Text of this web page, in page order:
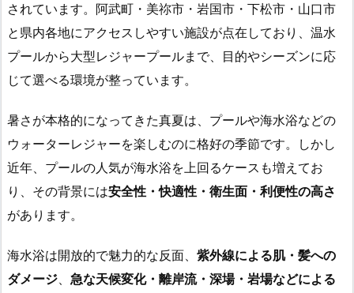
されています。阿武町・美祢市・岩国市・下松市・山口市
と県内各地にアクセスしやすい施設が点在しており、温水
プールから大型レジャープールまで、目的やシーズンに応
じて選べる環境が整っています。
暑さが本格的になってきた真夏は、プールや海水浴などの
ウォーターレジャーを楽しむのに格好の季節です。しかし
近年、プールの人気が海水浴を上回るケースも増えてお
り、その背景には安全性・快適性・衛生面・利便性の高さ
があります。
海水浴は開放的で魅力的な反面、 紫外線による肌・髪への
ダメージ
急な天候変化・離岸流・深場・岩場などによる